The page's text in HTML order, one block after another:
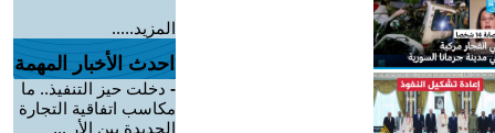
المزيد.....
احدث الأخبار المهمة
- دخلت حيز التنفيذ.. ما
مكاسب اتفاقية التجارة
الجديدة بين الأر ...